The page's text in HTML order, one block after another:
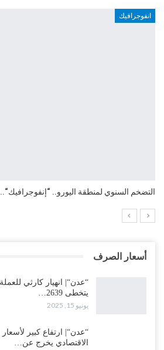
انفوجرافيك
التضخم السنوي لمنطقة اليورو..
أسعار الصرف
“عدن“| انهيار كارثي للعملة
يتخطى 2639…
يونيو 15, 2025
“عدن“| ارتفاع كبير
الاقتصادي يخرج عن…